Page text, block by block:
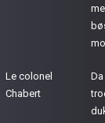
Le colonel
Chabert